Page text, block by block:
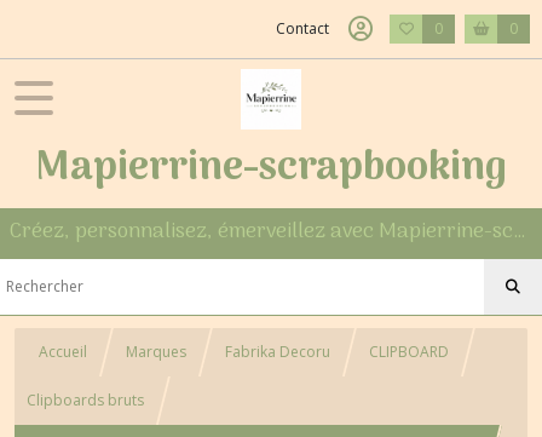
Contact 0 0
Mapierrine-scrapbooking
Créez, personnalisez, émerveillez avec Mapierrine-scrapbooking
Accueil Marques Fabrika Decoru CLIPBOARD
Clipboards bruts